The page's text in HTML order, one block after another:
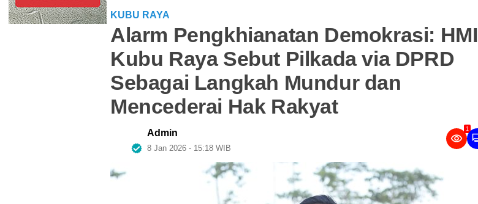
KUBU RAYA
Alarm Pengkhianatan Demokrasi: HMI
Kubu Raya Sebut Pilkada via DPRD
Sebagai Langkah Mundur dan
Mencederai Hak Rakyat
Admin
8 Jan 2026 - 15:18 WIB
1